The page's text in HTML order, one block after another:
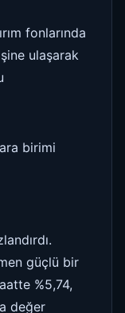
fonlarında
ulaşarak
birimi
güçlü bir
%5,74,
değer